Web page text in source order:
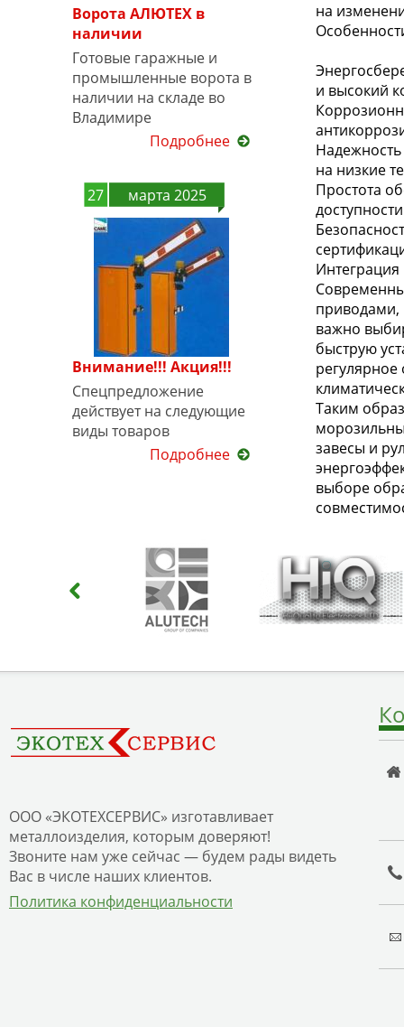
Ворота АЛЮТЕХ в
наличии
Готовые гаражные и
промышленные ворота в
наличии на складе во
Владимире
Подробнее
27 марта 2025
Внимание!!! Акция!!!
Спецпредложение
действует на следующие
виды товаров
Подробнее
на
и высокий
на низкие
Простота
Интеграция
приводами,
важно
быструю
Таким
завесы и
выборе
ООО «ЭКОТЕХСЕРВИС» изготавливает
металлоизделия, которым доверяют!
Звоните нам уже сейчас — будем рады видеть
Вас в числе наших клиентов.
Политика конфиденциальности